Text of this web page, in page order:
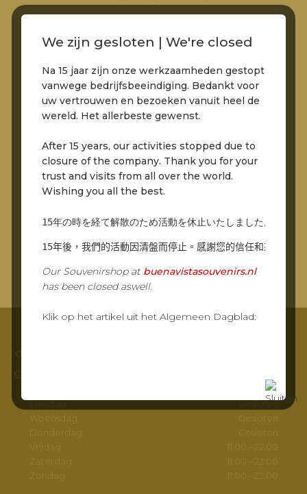
Bittergarnituur gemengd (12 stuks)
Portie bitterballen (8 stuks)
8 pieces of bitterballs ...Lees verder
Gesloten
Dinsdag
Gesloten
Woensdag
Gesloten
Donderdag
Gesloten
Vrijdag
Zaterdag
Zondag
We zijn gesloten | We're closed
Na 15 jaar zijn onze werkzaamheden gestopt
vanwege bedrijfsbeeindiging. Bedankt voor
uw vertrouwen en bezoeken vanuit heel de
wereld. Het allerbeste gewenst.
After 15 years, our activities stopped due to
closure of the company. Thank you for your
trust and visits from all over the world.
Wishing you all the best.
15年の時を経て解散のため活動を休止いたしました。世界
15年後，我們的活動因清盤而停止。感謝您的信任和來自世界
Our Souvenirshop at buenavistasouvenirs.nl
has been closed aswell.
Klik op het artikel uit het Algemeen Dagblad: